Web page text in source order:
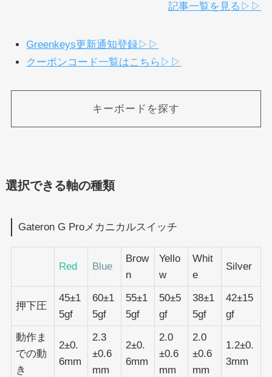
記事一覧を見る▷▷
Greenkeys更新通知登録▷▷
クーポンコード一覧はこちら▷▷
キーボードを探す
選択できる軸の種類
Gateron G Proメカニカルスイッチ
Red Blue
Brow
n
Yello
w
Whit
e
Silver
押下圧
45±1
5gf
60±1
5gf
55±1
5gf
50±5
gf
38±1
5gf
42±15
gf
動作ま
での動
き
2±0.
6mm
2.3
±0.6
mm
2±0.
6mm
2.0
±0.6
mm
2.0
±0.6
mm
1.2±0.
3mm